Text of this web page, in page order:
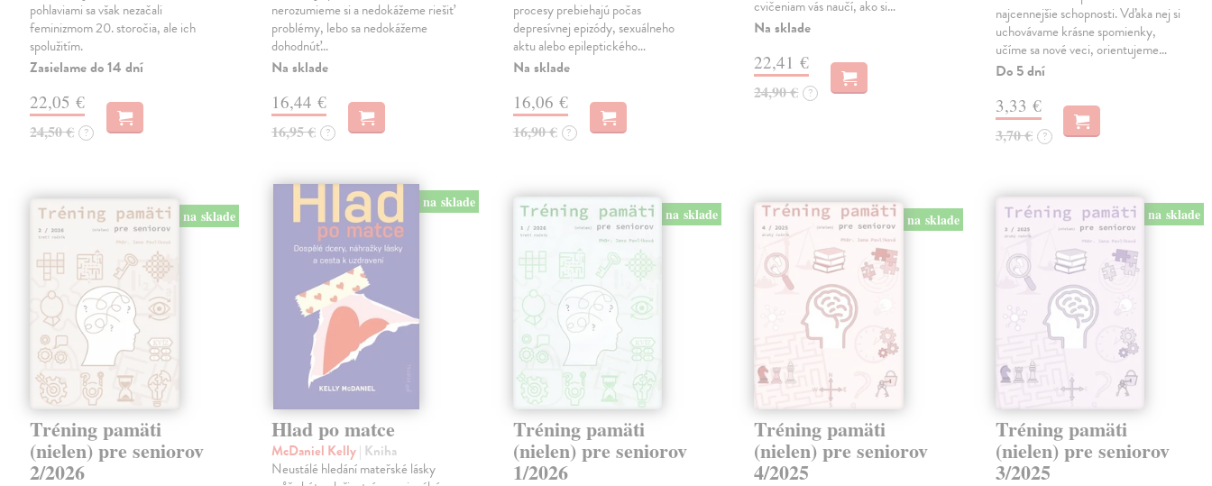
pohlaviami sa však nezačali
feminizmom 20. storočia, ale ich
spolužitím.
Zasielame do 14 dní
22,05 €
24,50 € ?
nerozumieme si a nedokážeme riešiť
problémy, lebo sa nedokážeme
dohodnúť…
Na sklade
16,44 €
16,95 € ?
procesy prebiehajú počas
depresívnej epizódy, sexuálneho
aktu alebo epileptického…
Na sklade
16,06 €
16,90 € ?
cvičeniam vás naučí, ako si…
Na sklade
22,41 €
24,90 € ?
najcennejšie schopnosti. Vďaka nej si
uchovávame krásne spomienky,
učíme sa nové veci, orientujeme…
Do 5 dní
3,33 €
3,70 € ?
na sklade
Tréning pamäti
(nielen) pre seniorov
2/2026
na sklade
Hlad po matce
McDaniel Kelly| Kniha
Neustálé hledání mateřské lásky
na sklade
Tréning pamäti
(nielen) pre seniorov
1/2026
na sklade
Tréning pamäti
(nielen) pre seniorov
4/2025
na sklade
Tréning pamäti
(nielen) pre seniorov
3/2025